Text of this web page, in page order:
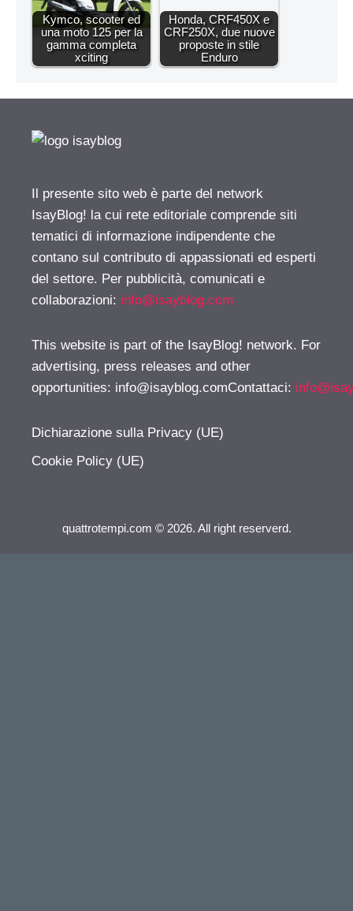
Kymco, scooter ed
una moto 125 per la
gamma completa
xciting
Honda, CRF450X e
CRF250X, due nuove
proposte in stile
Enduro
Il presente sito web è parte del network
IsayBlog! la cui rete editoriale comprende siti
tematici di informazione indipendente che
contano sul contributo di appassionati ed esperti
del settore. Per pubblicità, comunicati e
collaborazioni: info@isayblog.com
This website is part of the IsayBlog! network. For
advertising, press releases and other
opportunities: info@isayblog.comContattaci:
Dichiarazione sulla Privacy (UE)
Cookie Policy (UE)
quattrotempi.com © 2026. All right reserverd.